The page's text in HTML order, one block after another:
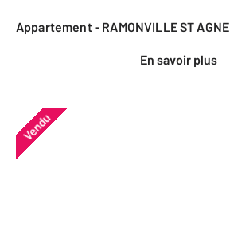
Appartement - RAMONVILLE ST
En savoir plus
Vendu